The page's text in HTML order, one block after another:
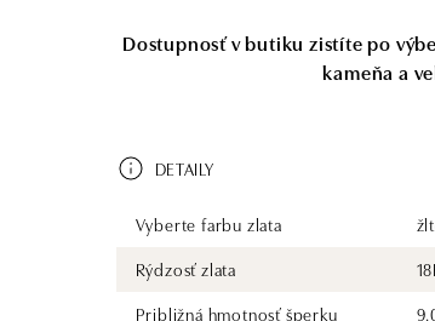
Dostupnosť v butiku zistíte po
kameňa a
DETAILY
Vyberte farbu zlata
Rýdzosť zlata
Približná hmotnosť šperku